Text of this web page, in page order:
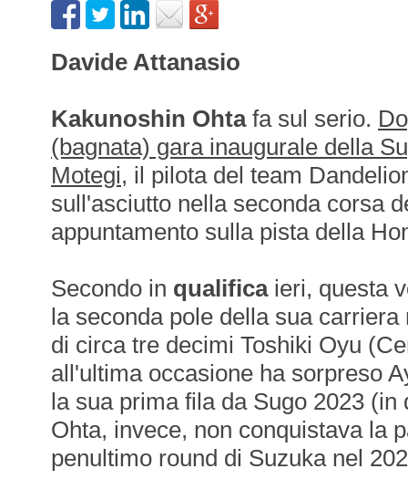
Davide Attanasio
Kakunoshin Ohtafa sul serio.
(bagnata) gara inaugurale della
Motegi, il pilota del team
sull'asciutto nella seconda corsa
appuntamento sulla pista della
Secondo in qualifica ieri, questa
la seconda pole della sua
di circa tre decimi Toshiki Oyu
all'ultima occasione ha sorpreso
la sua prima fila da Sugo 2023 (in
Ohta, invece, non conquistava la
penultimo round di Suzuka nel